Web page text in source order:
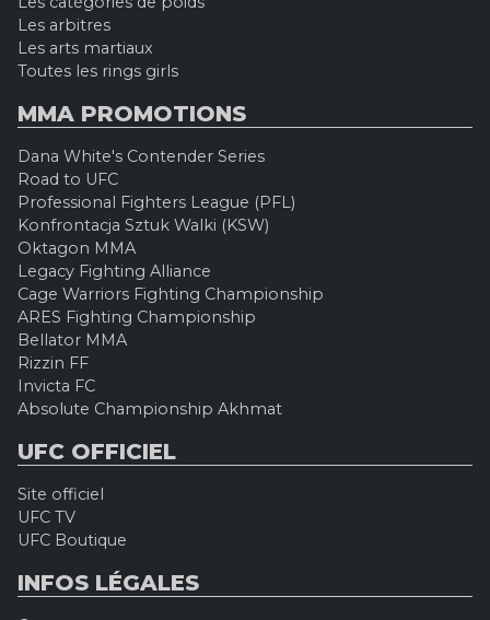
Les arbitres
Les arts martiaux
Toutes les rings girls
MMA PROMOTIONS
Dana White's Contender Series
Road to UFC
Professional Fighters League (PFL)
Konfrontacja Sztuk Walki (KSW)
Oktagon MMA
Legacy Fighting Alliance
Cage Warriors Fighting Championship
ARES Fighting Championship
Bellator MMA
Rizzin FF
Invicta FC
Absolute Championship Akhmat
UFC OFFICIEL
Site officiel
UFC TV
UFC Boutique
INFOS LÉGALES